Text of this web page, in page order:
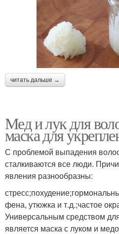
читать дальше →
Мед и лук для
маска для
С проблемой выпадения
сталкиваются все люди.
явления разнообразны:
фена, утюжка и т.д.;частое
Универсальным средством
является маска с луком и